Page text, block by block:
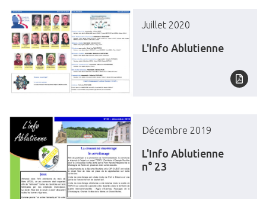
Juillet 2020
L'Info Ablutienne
Décembre 2019
L'Info Ablutienne
n° 23